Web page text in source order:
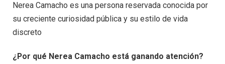
Nerea Camacho es una persona reservada conocida por
su creciente curiosidad pública y su estilo de vida
discreto
¿Por qué Nerea Camacho está ganando atención?